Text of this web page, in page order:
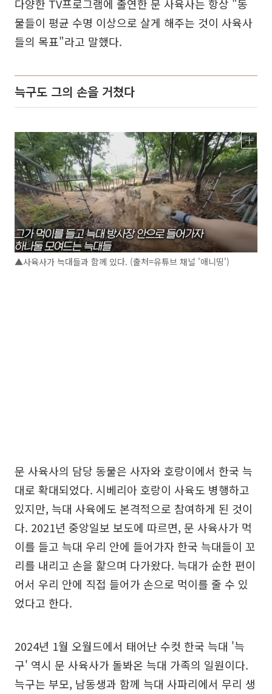
다양한 TV프로그램에 출연한 문 사육사는 항상 "동
물들이 평균 수명 이상으로 살게 해주는 것이 사육사
들의 목표"라고 말했다.
늑구도 그의 손을 거쳤다
▲사육사가 늑대들과 함께 있다. (출처=유튜브 채널 '애니띵')
문 사육사의 담당 동물은 사자와 호랑이에서 한국 늑
대로 확대되었다. 시베리아 호랑이 사육도 병행하고
있지만, 늑대 사육에도 본격적으로 참여하게 된 것이
다. 2021년 중앙일보 보도에 따르면, 문 사육사가 먹
이를 들고 늑대 우리 안에 들어가자 한국 늑대들이 꼬
리를 내리고 손을 핥으며 다가왔다. 늑대가 순한 편이
어서 우리 안에 직접 들어가 손으로 먹이를 줄 수 있
었다고 한다.
2024년 1월 오월드에서 태어난 수컷 한국 늑대 '늑
구' 역시 문 사육사가 돌봐온 늑대 가족의 일원이다.
늑구는 부모, 남동생과 함께 늑대 사파리에서 무리 생